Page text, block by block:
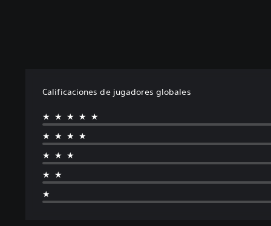
Calificaciones de jugadores globales
★★★★★
★★★★
★★★
★★
★